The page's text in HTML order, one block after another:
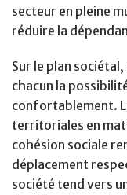
secteur en pleine
réduire la
Sur le plan
chacun la
confortablement.
territoriales en
cohésion sociale
déplacement
société tend vers